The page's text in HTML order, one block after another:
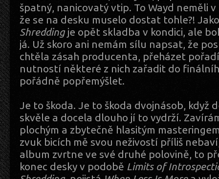
špatný, nanicovatý vtip. To Wayd neměli
že se na desku muselo dostat tohle?!
Shredding je opět skladba v kondici, ale
já. Už skoro ani nemám sílu napsat, že
chtěla zásah producenta, přeházet
nutností některé z nich zařadit do
pořádně popřemýšlet.
Je to škoda. Je to škoda dvojnásob, když
skvěle a docela dlouho jí to vydrží.
plochým a zbytečně hlasitým
zvuk bicích mě svou neživostí příliš
album zvrtne ve své druhé polovině, to
konec desky v podobě Limits of